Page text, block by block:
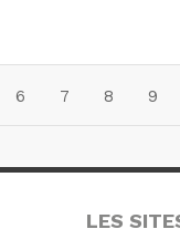
6 7 8 9
LES